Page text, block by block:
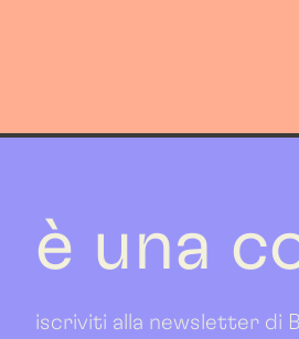
è una
iscriviti alla newsletter di